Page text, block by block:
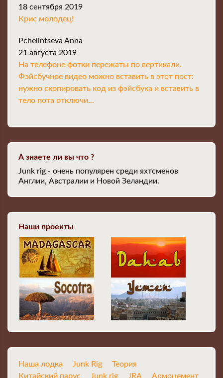
18 сентября 2019
Крис молодец!
Pchelintseva Anna
21 августа 2019
На телефоне фотки пережаты по вертикали.
Фэйсбучное видео можно вставить в этот пост:
нужно скопировать код из фэйсбука и вставить в
тело пота отключи...
А знаете ли вы что ?
Junk rig - очень популярен среди яхтсменов
Англии, Австралии и Новой Зеландии.
Наши проекты
Наша лодка Junk Rig
Теория
Китайский парус
Junk rig JRA Армоцемент